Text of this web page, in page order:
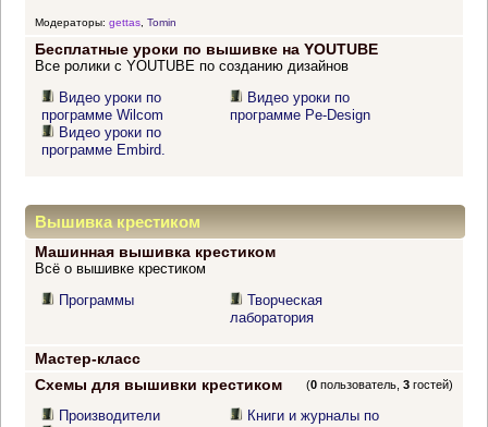
Модераторы: gettas, Tomin
Бесплатные уроки по вышивке на YOUTUBE
Все ролики с YOUTUBE по созданию дизайнов
Видео уроки по
программе Wilcom
Видео уроки по
программе Embird.
Видео уроки по
программе Pe-Design
Вышивка крестиком
Машинная вышивка крестиком
Всё о вышивке крестиком
Программы
Творческая
лаборатория
Мастер-класс
Схемы для вышивки крестиком
(0 пользователь,3 гостей)
Производители
Книги и журналы по